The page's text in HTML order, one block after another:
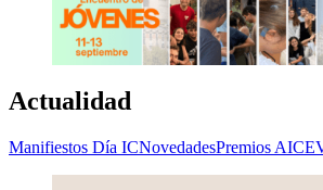
Actualidad
Manifiestos Día ICNovedadesPremios AICE